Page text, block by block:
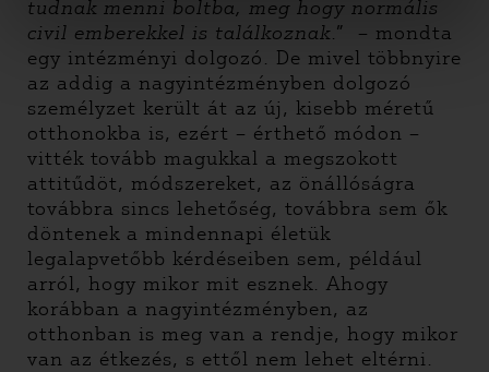
tudnak menni boltba, meg hogy normális
civil emberekkel is találkoznak.” – mondta
egy intézményi dolgozó. De mivel többnyire
az addig a nagyintézményben dolgozó
személyzet került át az új, kisebb méretű
otthonokba is, ezért – érthető módon –
vitték tovább magukkal a megszokott
attitűdöt, módszereket, az önállóságra
továbbra sincs lehetőség, továbbra sem ők
döntenek a mindennapi életük
legalapvetőbb kérdéseiben sem, például
arról, hogy mikor mit esznek. Ahogy
korábban a nagyintézményben, az
otthonban is meg van a rendje, hogy mikor
van az étkezés, s ettől nem lehet eltérni.